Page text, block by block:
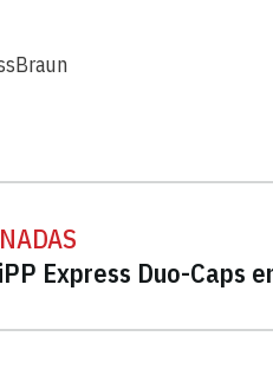
Braun
Express Duo-Caps